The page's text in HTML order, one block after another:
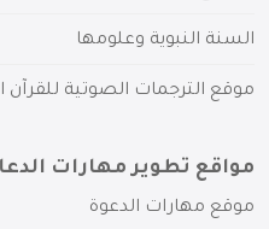
السنة النبوية وعلومها
موقع الترجمات الصوتية للقرآن
مواقع تطوير مهارات
موقع مهارات الدعوة